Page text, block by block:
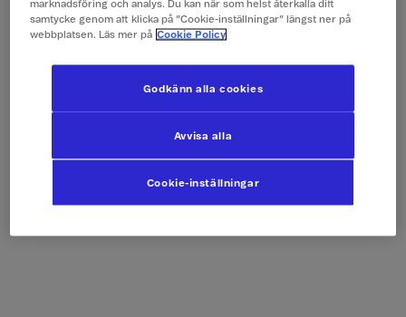
marknadsföring och analys. Du kan när som helst återkalla ditt
samtycke genom att klicka på ”Cookie-inställningar” längst ner på
webbplatsen. Läs mer på Cookie Policy
Cookie-inställningar
Avvisa alla
Godkänn alla cookies